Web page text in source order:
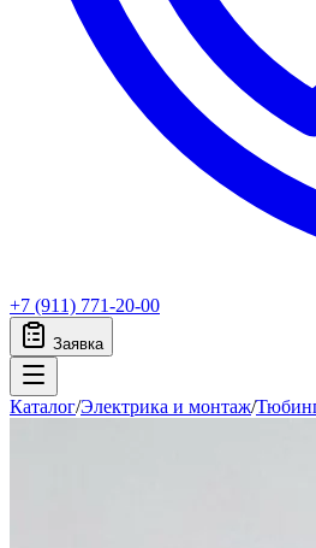
+7 (911) 771-20-00
Заявка
Каталог/Электрика и монтаж/